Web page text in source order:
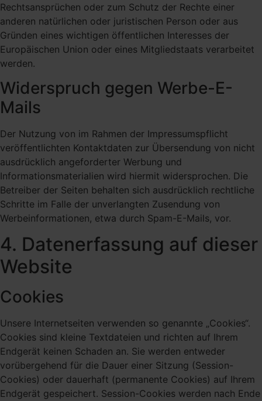
Rechtsansprüchen oder zum Schutz der Rechte einer
anderen natürlichen oder juristischen Person oder aus
Gründen eines wichtigen öffentlichen Interesses der
Europäischen Union oder eines Mitgliedstaats verarbeitet
werden.
Widerspruch gegen Werbe-E-
Mails
Der Nutzung von im Rahmen der Impressumspflicht
veröffentlichten Kontaktdaten zur Übersendung von nicht
ausdrücklich angeforderter Werbung und
Informationsmaterialien wird hiermit widersprochen. Die
Betreiber der Seiten behalten sich ausdrücklich rechtliche
Schritte im Falle der unverlangten Zusendung von
Werbeinformationen, etwa durch Spam-E-Mails, vor.
4. Datenerfassung auf dieser
Website
Cookies
Unsere Internetseiten verwenden so genannte „Cookies“.
Cookies sind kleine Textdateien und richten auf Ihrem
Endgerät keinen Schaden an. Sie werden entweder
vorübergehend für die Dauer einer Sitzung (Session-
Cookies) oder dauerhaft (permanente Cookies) auf Ihrem
Endgerät gespeichert. Session-Cookies werden nach Ende